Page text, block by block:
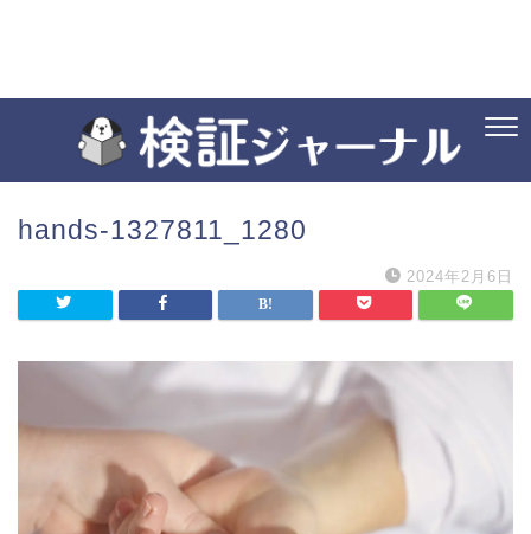
hands-1327811_1280
2024年2月6日